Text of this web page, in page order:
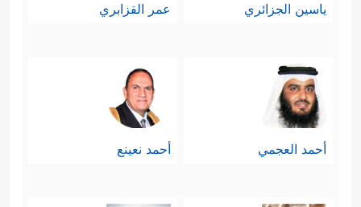
ياسين الجزائري عمر القزابري
أحمد العجمي أحمد نعينع